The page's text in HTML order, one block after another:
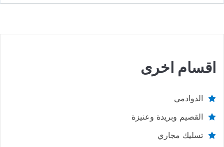
اقسام اخرى
الدوادمي
القصيم وبريدة وعنيزة
تسليك مجاري